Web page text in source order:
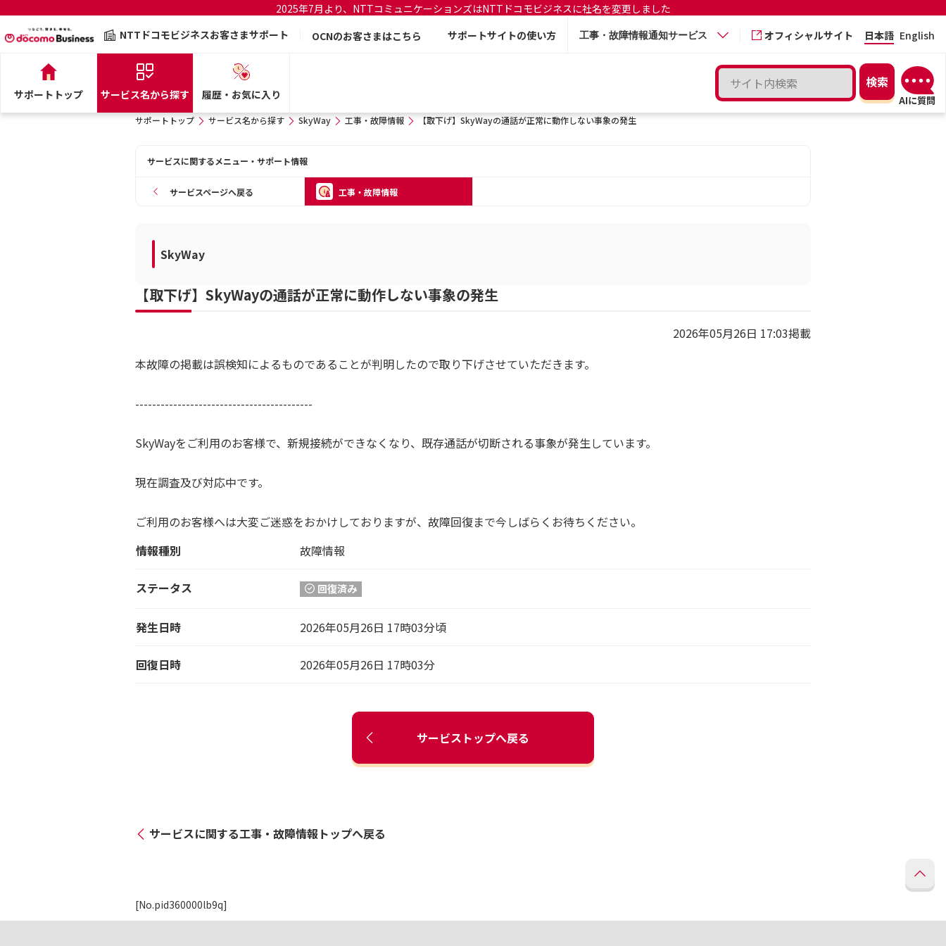
2025年7月より、NTTコミュニケーションズはNTTドコモビジネスに社名を変更しました
NTTドコモビジネスお客さまサポート
OCNのお客さまはこちら サポートサイトの使い方 工事・故障情報通知サービス オフィシャルサイト 日本語 English
サポートトップ サービス名から探す 履歴・お気に入り
サポートトップ サービス名から探す SkyWay 工事・故障情報 【取下げ】SkyWayの通話が正常に動作しない事象の発生
サービスに関するメニュー・サポート情報
サービスページへ戻る 工事・故障情報
SkyWay
【取下げ】SkyWayの通話が正常に動作しない事象の発生
2026年05月26日 17:03掲載
本故障の掲載は誤検知によるものであることが判明したので取り下げさせていただきます。
------------------------------------------
SkyWayをご利用のお客様で、新規接続ができなくなり、既存通話が切断される事象が発生しています。
現在調査及び対応中です。
ご利用のお客様へは大変ご迷惑をおかけしておりますが、故障回復まで今しばらくお待ちください。
情報種別
故障情報
ステータス 回復済み
発生日時 2026年05月26日 17時03分頃
回復日時 2026年05月26日 17時03分
サービストップへ戻る
サービスに関する工事・故障情報トップへ戻る
[No.pid360000lb9q]